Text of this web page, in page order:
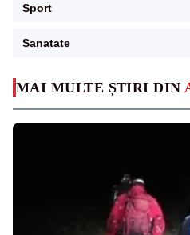
MAI MULTE ȘTIRI DIN
Sport
Sanatate